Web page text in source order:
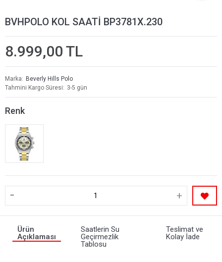
BVHPOLO KOL SAATİ BP3781X.230
8.999,00 TL
Marka
Beverly Hills Polo
Tahmini Kargo Süresi
3-5 gün
Renk
- +
Ürün
Açıklaması
Saatlerin Su
Geçirmezlik
Tablosu
Teslimat ve
Kolay İade